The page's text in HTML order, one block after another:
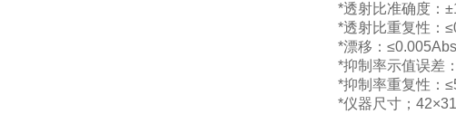
*透射比准确度：
*透射比重复性：
*漂移：
*抑制率示值误差
*抑制率重复性：
*仪器尺寸；